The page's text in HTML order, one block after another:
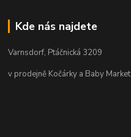
Kde nás najdete
Varnsdorf, Ptáčnická 3209
v prodejně Kočárky a Baby Market